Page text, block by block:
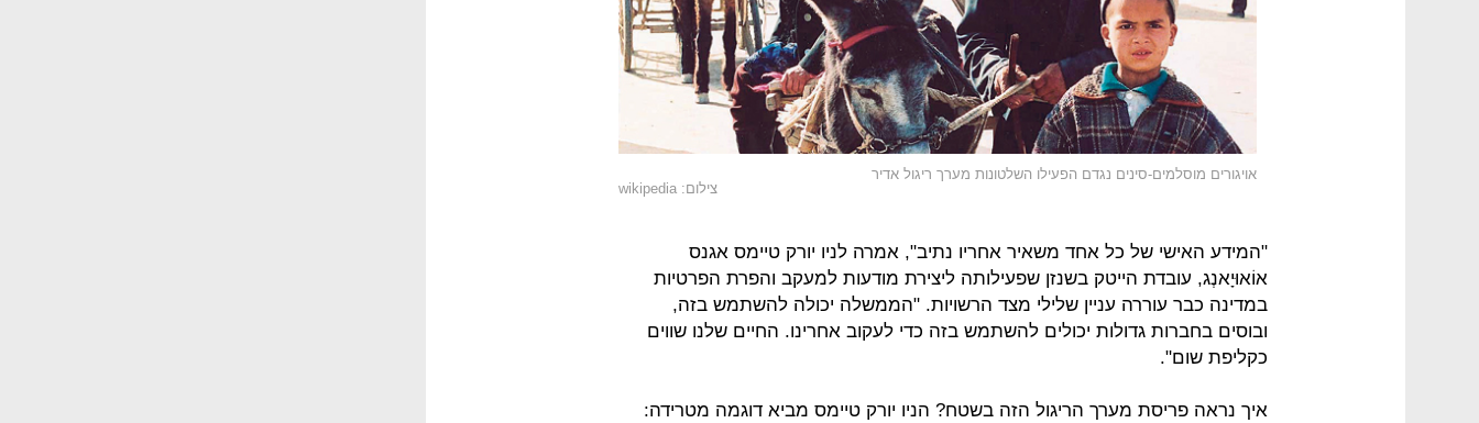
אויגורים מוסלמים-סינים נגדם הפעילו השלטונות מערך ריגול אדיר
צילום: wikipedia
"המידע האישי של כל אחד משאיר אחריו נתיב", אמרה לניו יורק טיימס אגנס
אוֹאוּיָאנְג, עובדת הייטק בשנזן שפעילותה ליצירת מודעות למעקב והפרת הפרטיות
במדינה כבר עוררה עניין שלילי מצד הרשויות. "הממשלה יכולה להשתמש בזה,
ובוסים בחברות גדולות יכולים להשתמש בזה כדי לעקוב אחרינו. החיים שלנו שווים
כקליפת שום".
איך נראה פריסת מערך הריגול הזה בשטח? הניו יורק טיימס מביא דוגמה מטרידה: